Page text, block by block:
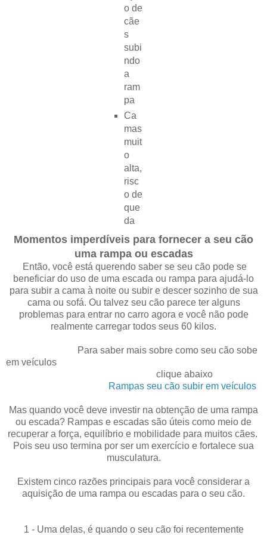
o de
cãe
s
subi
ndo
a
ram
pa
Ca
mas
muit
o
alta,
risc
o de
que
da
Momentos imperdíveis para fornecer a seu cão
uma rampa ou escadas
Então, você está querendo saber se seu cão pode se
beneficiar do uso de uma escada ou rampa para ajudá-lo
para subir a cama à noite ou subir e descer sozinho de sua
cama ou sofá. Ou talvez seu cão parece ter alguns
problemas para entrar no carro agora e você não pode
realmente carregar todos seus 60 kilos.
Para saber mais sobre como seu cão sobe
em veículos
clique abaixo
Rampas seu cão subir em veículos
Mas quando você deve investir na obtenção de uma rampa
ou escada? Rampas e escadas são úteis como meio de
recuperar a força, equilíbrio e mobilidade para muitos cães.
Pois seu uso termina por ser um exercício e fortalece sua
musculatura.
Existem cinco razões principais para você considerar a
aquisição de uma rampa ou escadas para o seu cão.
1 - Uma delas, é quando o seu cão foi recentemente